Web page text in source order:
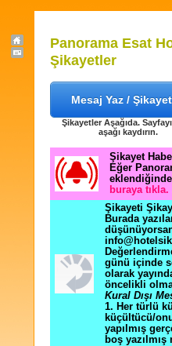
Panorama Esat
Şikayetler
Mesaj Yaz /
Şikayetler Aşağıda.
aşağı kaydırın.
Şikayet
Eğer
buraya tıkla.
Şikayeti
Burada
günü içinde
olarak
öncelikli
Kural Dışı
1. Her türlü
küçültücü/
yapılmış
boş yazılmış